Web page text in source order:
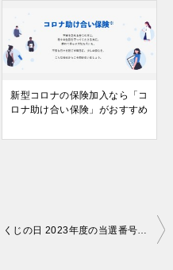
新型コロナの保険加入なら「コ
ロナ助け合い保険」がおすすめ
くじの日 2023年度の当選番号が決定！賞品や宝くじ引き換え方法は？